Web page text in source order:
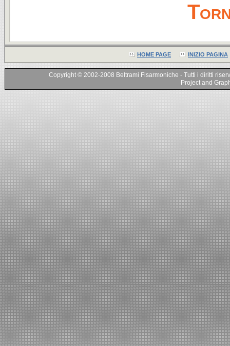
HOME PAGE INIZIO PAGINA
Copyright © 2002-2008 Beltrami Fisarmoniche - Tutti i diritti
Project and